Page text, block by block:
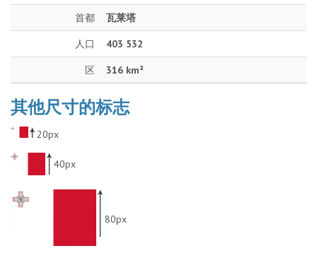
首都 瓦莱塔
人口 403 532
区 316 km²
其他尺寸的标志
20px
40px
80px